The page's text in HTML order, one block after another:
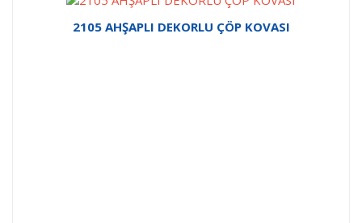
2105 AHŞAPLI DEKORLU ÇÖP KOVASI